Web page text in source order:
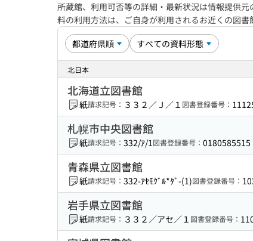
所蔵館、利用可否等の詳細・最新状況は情報提供
料の利用方法は、ご自身が利用されるお近くの図
北日本
北海道立図書館
紙請求記号： ３３２／Ｊ／１ 図書登録番号：
札幌市中央図書館
紙請求記号： 332/ｱ/1図書登録番号： 0180585515
青森県立図書館
紙請求記号： 332-ｱｾﾓｸﾞﾙ*ﾀﾞ-(1)図書登録番号：
岩手県立図書館
紙請求記号： ３３２／アセ／１ 図書登録番号：